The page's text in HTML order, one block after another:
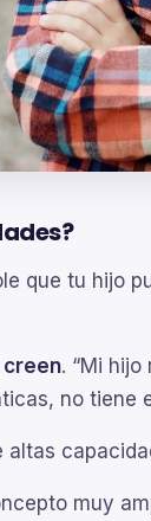
que tu hijo
creen. “Mi
no tiene
muy